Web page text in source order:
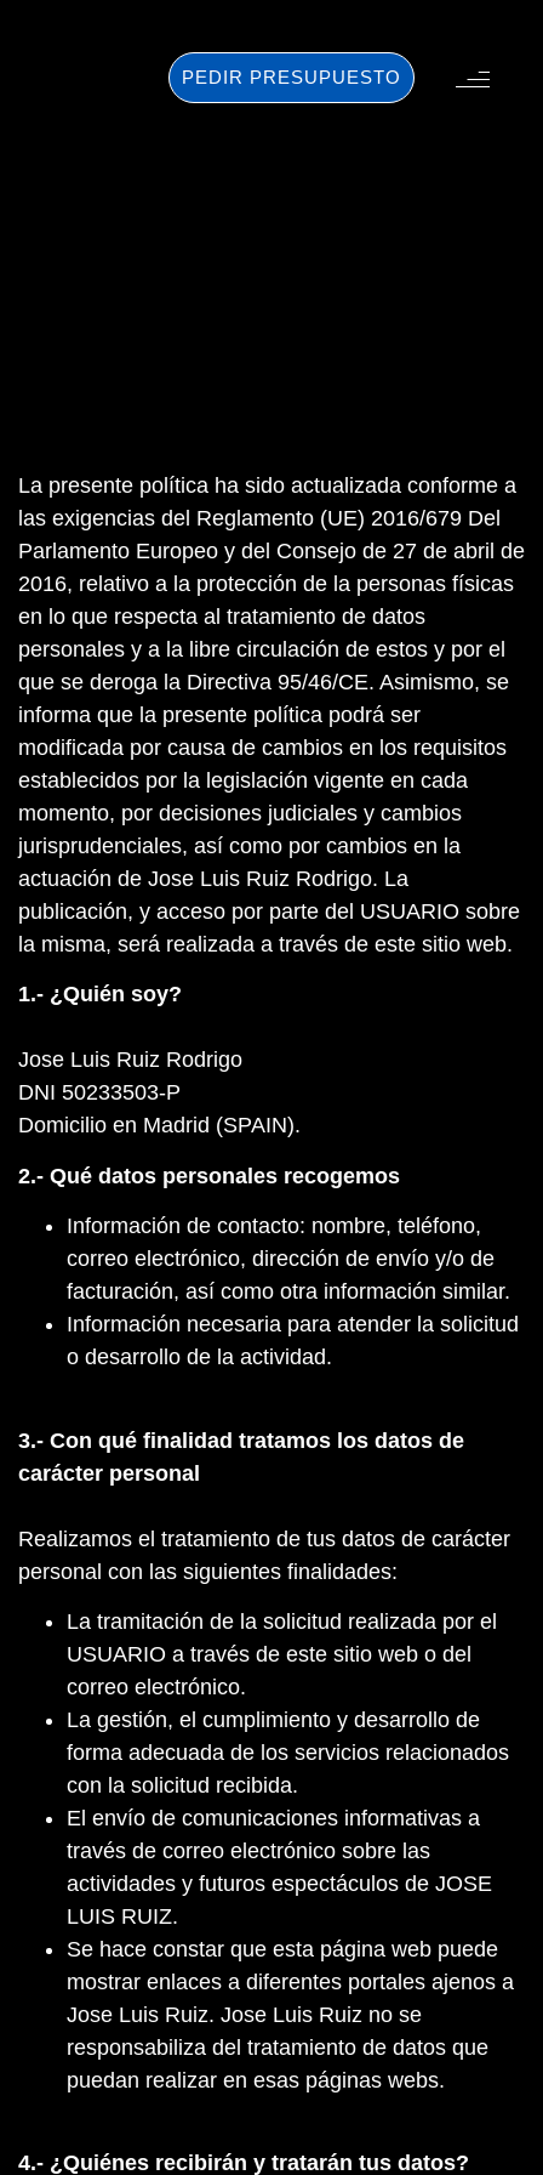
PEDIR PRESUPUESTO
La presente política ha sido actualizada conforme a
las exigencias del Reglamento (UE) 2016/679 Del
Parlamento Europeo y del Consejo de 27 de abril de
2016, relativo a la protección de la personas físicas
en lo que respecta al tratamiento de datos
personales y a la libre circulación de estos y por el
que se deroga la Directiva 95/46/CE. Asimismo, se
informa que la presente política podrá ser
modificada por causa de cambios en los requisitos
establecidos por la legislación vigente en cada
momento, por decisiones judiciales y cambios
jurisprudenciales, así como por cambios en la
actuación de Jose Luis Ruiz Rodrigo. La
publicación, y acceso por parte del USUARIO sobre
la misma, será realizada a través de este sitio web.
1.- ¿Quién soy?
Jose Luis Ruiz Rodrigo
DNI 50233503-P
Domicilio en Madrid (SPAIN).
2.- Qué datos personales recogemos
Información de contacto: nombre, teléfono,
correo electrónico, dirección de envío y/o de
facturación, así como otra información similar.
Información necesaria para atender la solicitud
o desarrollo de la actividad.
3.- Con qué finalidad tratamos los datos de
carácter personal
Realizamos el tratamiento de tus datos de carácter
personal con las siguientes finalidades:
La tramitación de la solicitud realizada por el
USUARIO a través de este sitio web o del
correo electrónico.
La gestión, el cumplimiento y desarrollo de
forma adecuada de los servicios relacionados
con la solicitud recibida.
El envío de comunicaciones informativas a
través de correo electrónico sobre las
actividades y futuros espectáculos de JOSE
LUIS RUIZ.
Se hace constar que esta página web puede
mostrar enlaces a diferentes portales ajenos a
Jose Luis Ruiz. Jose Luis Ruiz no se
responsabiliza del tratamiento de datos que
puedan realizar en esas páginas webs.
4.- ¿Quiénes recibirán y tratarán tus datos?